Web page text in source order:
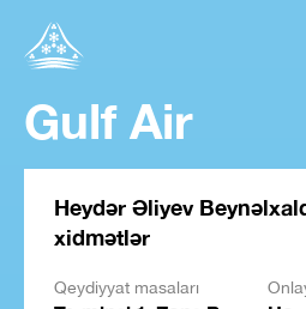
Gulf Air
Heydər Əliyev
xidmətlər
Qeydiyyat masaları